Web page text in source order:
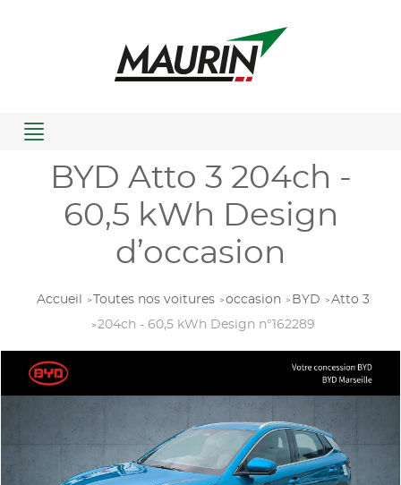
Menu
BYD Atto 3 204ch -
60,5 kWh Design
d’occasion
Accueil Toutes nos voitures occasion BYD
Atto 3
204ch - 60,5 kWh Design n°162289